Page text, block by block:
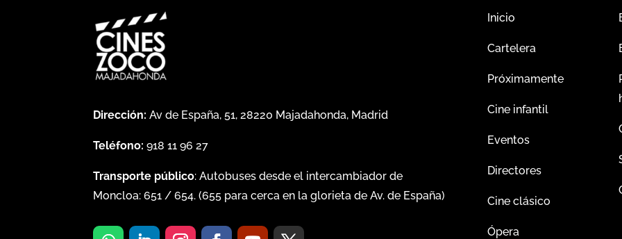
Dirección: Av de España, 51, 28220 Majadahonda, Madrid
Teléfono: 918 11 96 27
Transporte público: Autobuses desde el intercambiador de
Moncloa:651 /654. (655 para cerca en la glorieta de Av. de España)
Inicio
Cartelera
Próximamente
Cine infantil
Eventos
Directores
Cine clásico
Ópera